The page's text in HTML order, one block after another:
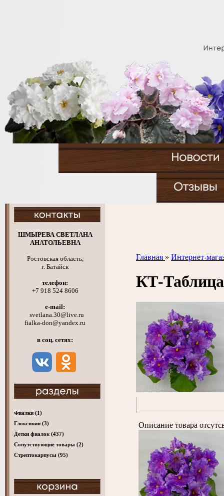
ШМЫРЕВА СВЕТЛАНА
АНАТОЛЬЕВНА
Ростовская область,
г. Батайск
телефон:
+7 918 524 8606
e-mail:
svetlana.30@live.ru
fialka-don@yandex.ru
в соц. сетях:
Фиалки (1)
Глоксинии (3)
Детки фиалок (437)
Cопутствующие товары (2)
Стрептокарпусы (95)
Главная » Интернет-
КТ-
Описание товара